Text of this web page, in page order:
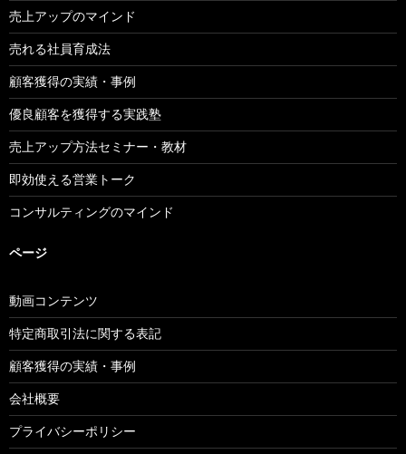
売上アップのマインド
売れる社員育成法
顧客獲得の実績・事例
優良顧客を獲得する実践塾
売上アップ方法セミナー・教材
即効使える営業トーク
コンサルティングのマインド
ページ
動画コンテンツ
特定商取引法に関する表記
顧客獲得の実績・事例
会社概要
プライバシーポリシー